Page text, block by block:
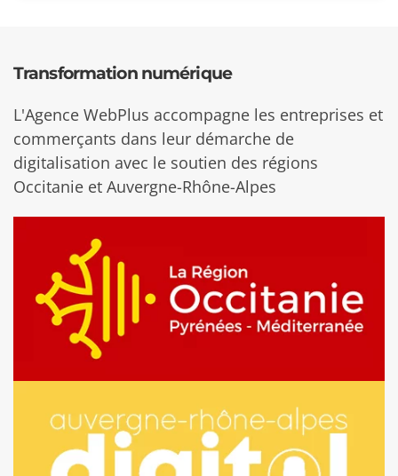
Transformation numérique
L'Agence WebPlus accompagne les entreprises et
commerçants dans leur démarche de
digitalisation avec le soutien des régions
Occitanie et Auvergne-Rhône-Alpes